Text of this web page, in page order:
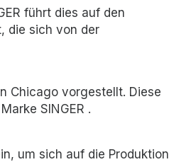
führt dies auf den
die sich von der
Chicago vorgestellt. Diese
SINGER .
um sich auf die Produktion